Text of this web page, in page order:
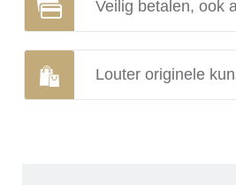
Veilig betalen, ook
Louter originele